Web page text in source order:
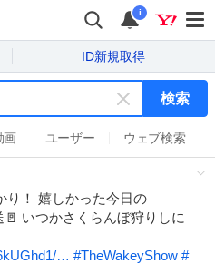
i
ID新規取得
キ
ー
ワ
ド
を
す
検索
画 ユーザー ウェブ検索
り！ 嬉しかった今日の
🚪 いつかさくらんぼ狩りしに
… #TheWakeyShow #